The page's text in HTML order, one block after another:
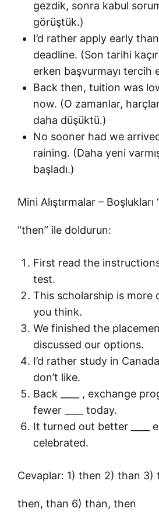
gezdik, sonra kabul
görüştük.)
I’d rather apply early
deadline. (Son tarihi
erken başvurmayı tercih
Back then, tuition was
now. (O zamanlar,
daha düşüktü.)
No sooner had we
raining. (Daha yeni
başladı.)
Mini Alıştırmalar – Boşlukları
“then” ile doldurun:
First read the
test.
This scholarship is more
you think.
We finished the
discussed our options.
I’d rather study in
don’t like.
Back ____ , exchange
fewer ____ today.
It turned out better ____
celebrated.
Cevaplar: 1) then 2) than 3)
then, than 6) than, then